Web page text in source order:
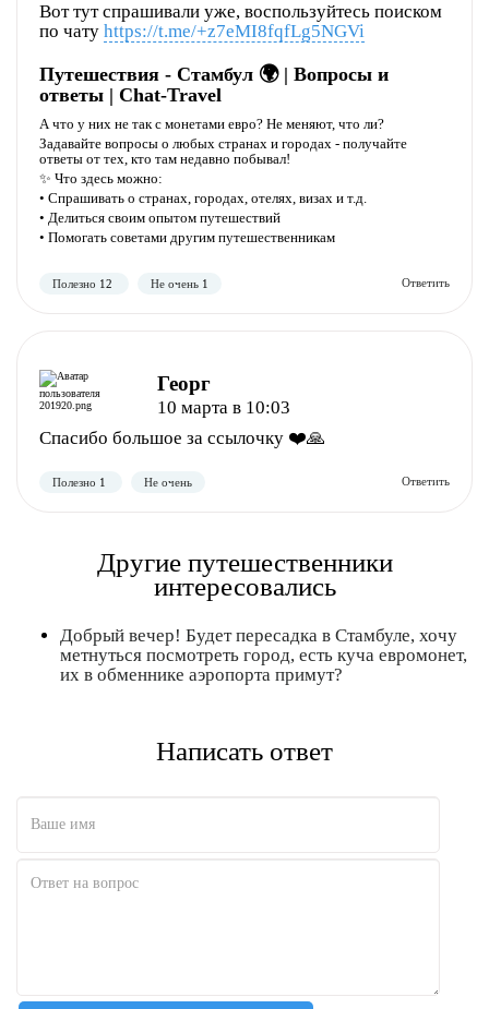
Вот тут спрашивали уже, воспользуйтесь поиском
по чату https://t.me/+z7eMI8fqfLg5NGVi
Путешествия - Стамбул 🌍 | Вопросы и
ответы | Chat-Travel
А что у них не так с монетами евро? Не меняют, что ли?
Задавайте вопросы о любых странах и городах - получайте
ответы от тех, кто там недавно побывал!
✨ Что здесь можно:
• Спрашивать о странах, городах, отелях, визах и т.д.
• Делиться своим опытом путешествий
• Помогать советами другим путешественникам
Георг
10 марта в 10:03
Спасибо большое за ссылочку ❤️🙏
Другие путешественники
интересовались
Добрый вечер! Будет пересадка в Стамбуле, хочу
метнуться посмотреть город, есть куча евромонет,
их в обменнике аэропорта примут?
Написать ответ